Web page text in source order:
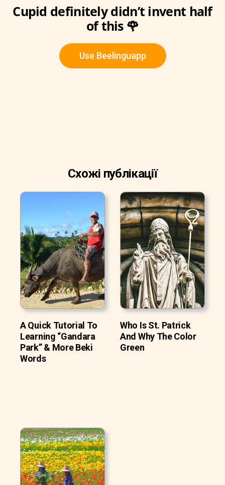
Cupid definitely didn’t invent half
of this 🌹
Use Beelinguapp
Схожі публікації
A Quick Tutorial To
Learning “Gandara
Park” & More Beki
Words
Who Is St. Patrick
And Why The Color
Green